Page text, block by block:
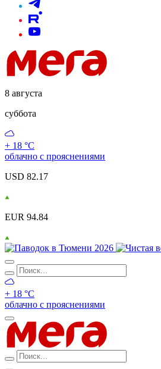
8 августа
суббота
+ 18 °С
облачно с прояснениями
USD 82.17
EUR 94.84
+ 18 °С
облачно с прояснениями